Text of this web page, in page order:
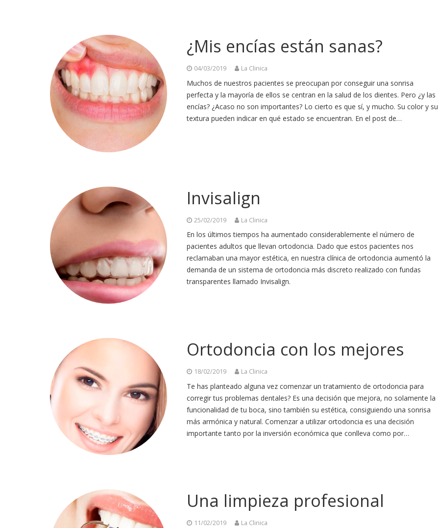
¿Mis encías están sanas?
04/03/2019 La Clinica
Muchos de nuestros pacientes se preocupan por conseguir una sonrisa
perfecta y la mayoría de ellos se centran en la salud de los dientes. Pero ¿y las
encías? ¿Acaso no son importantes? Lo cierto es que sí, y mucho. Su color y su
textura pueden indicar en qué estado se encuentran. En el post de…
Invisalign
25/02/2019 La Clinica
En los últimos tiempos ha aumentado considerablemente el número de
pacientes adultos que llevan ortodoncia. Dado que estos pacientes nos
reclamaban una mayor estética, en nuestra clínica de ortodoncia aumentó la
demanda de un sistema de ortodoncia más discreto realizado con fundas
transparentes llamado Invisalign.
Ortodoncia con los mejores
18/02/2019 La Clinica
Te has planteado alguna vez comenzar un tratamiento de ortodoncia para
corregir tus problemas dentales? Es una decisión que mejora, no solamente la
funcionalidad de tu boca, sino también su estética, consiguiendo una sonrisa
más armónica y natural. Comenzar a utilizar ortodoncia es una decisión
importante tanto por la inversión económica que conlleva como por…
Una limpieza profesional
11/02/2019 La Clinica